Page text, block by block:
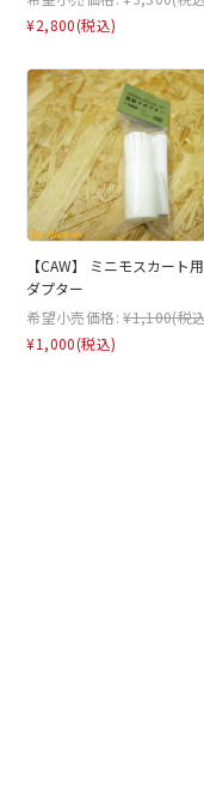
¥2,800(税込)
【CAW】 ミニモスカート
ダプター
希望小売価格: ¥1,100(税
¥1,000(税込)